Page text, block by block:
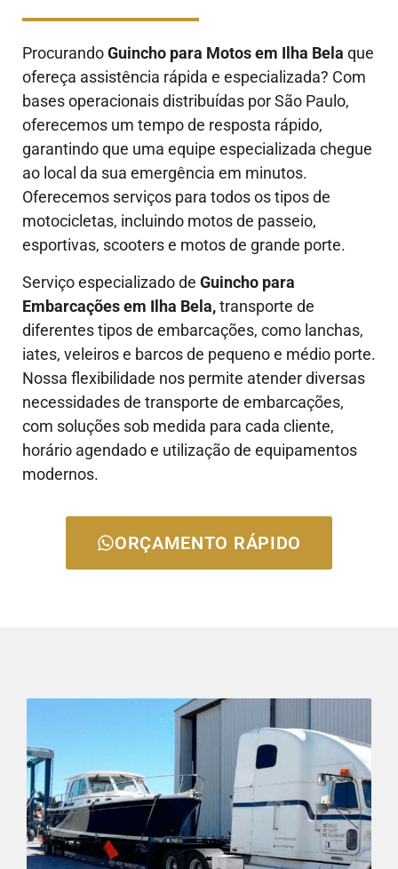
ProcurandoGuincho para Motos em Ilha Bela que
ofereça assistência rápida e especializada? Com
bases operacionais distribuídas por São Paulo,
oferecemos um tempo de resposta rápido,
garantindo que uma equipe especializada chegue
ao local da sua emergência em minutos.
Oferecemos serviços para todos os tipos de
motocicletas, incluindo motos de passeio,
esportivas, scooters e motos de grande porte.
Serviço especializado de Guincho para
Embarcações em Ilha Bela,transporte de
diferentes tipos de embarcações, como lanchas,
iates, veleiros e barcos de pequeno e médio porte.
Nossa flexibilidade nos permite atender diversas
necessidades de transporte de embarcações,
com soluções sob medida para cada cliente,
horário agendado e utilização de equipamentos
modernos.
ORÇAMENTO RÁPIDO